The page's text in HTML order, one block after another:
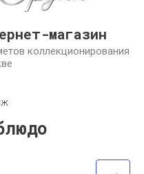
магазин
коллекционирования